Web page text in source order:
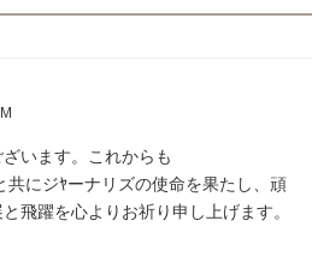
います。これからも
にジﾔーナリズの使命を果たし、頑
飛躍を心よりお祈り申し上げます。